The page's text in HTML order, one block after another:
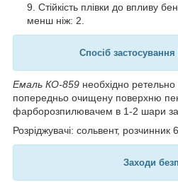
Стійкість плівки до впливу
менш ніж: 2.
Спосіб
Емаль КО-859 необхідно
попередньо очищену поверхню
фарборозпилювачем в 1-2 шари за
Розріджувачі: сольвент, розчинник
Заходи